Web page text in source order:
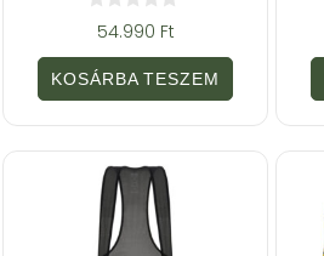
z
5
ő
54.990 Ft
KOSÁRBA TESZEM